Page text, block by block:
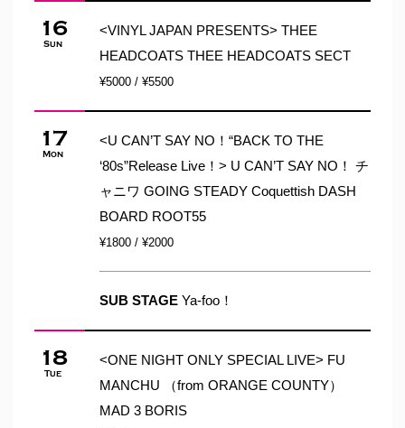
16
Sun
<VINYL JAPAN PRESENTS> THEE
HEADCOATS THEE HEADCOATS SECT
¥5000 / ¥5500
17
Mon
<U CAN’T SAY NO！“BACK TO THE
‘80s”Release Live！> U CAN’T SAY NO！ チ
ャニワ GOING STEADY Coquettish DASH
BOARD ROOT55
¥1800 / ¥2000
SUB STAGE Ya-foo！
18
Tue
<ONE NIGHT ONLY SPECIAL LIVE> FU
MANCHU （from ORANGE COUNTY）
MAD 3 BORIS